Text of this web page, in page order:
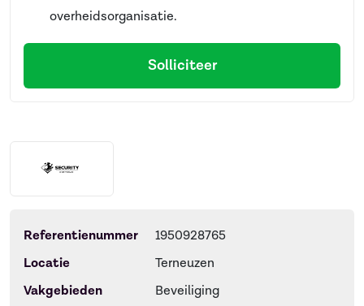
overheidsorganisatie.
Solliciteer
Referentienummer
1950928765
Locatie
Terneuzen
Vakgebieden
Beveiliging